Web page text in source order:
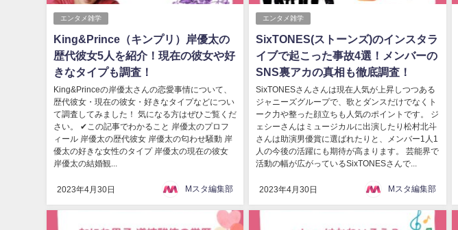
エンタメ雑学
King&Prince（キンプリ）岸優太の
歴代彼女5人を紹介！現在の彼女や好
きなタイプも調査！
King&Princeの岸優太さんの恋愛事情について、
歴代彼女・現在の彼女・好きなタイプなどについ
て調査してみました！ 気になる方はぜひご覧くだ
さい。 ✔この記事でわかること 岸優太のプロフ
ィール 岸優太の歴代彼女 岸優太の匂わせ騒動 岸
優太の好きな女性のタイプ 岸優太の現在の彼女
岸優太の結婚観...
2023年4月30日 Mスタ編集部
エンタメ雑学
SixTONES(ストーンズ)のインスタラ
イブで起こった事故4選！メンバーの
SNS裏アカの真相も徹底調査！
SixTONESさんさんは現在人気が上昇しつつある
ジャニーズグループで、歌とダンスだけでなくト
ーク力や整った顔立ちも人気のポイントです。 ジ
ェシーさんはミュージカルに出演したり松村北斗
さんは助演男優賞に選ばれたりと、メンバー1人1
人の今後の活躍にも期待が高まります。 芸能界で
活動の幅が広がっているSixTONESさんで...
2023年4月30日 Mスタ編集部